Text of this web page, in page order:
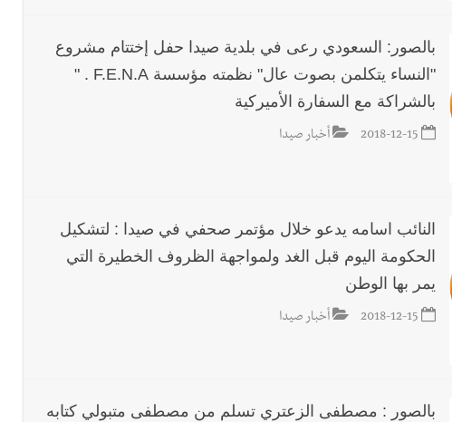
بالصور: السعودي رعى في بلدية صيدا حفل إختتام مشروع
"النساء يتكلمن بصوت عال" نظمته مؤسسة F.E.N.A . "
بالشراكة مع السفارة الأميركية
2018-12-15 أخبار صيدا
النائب اسامه يدعو خلال مؤتمر صحفي في صيدا : لتشكيل
الحكومة اليوم قبل الغد ولمواجهة الظروف الخطيرة التي
يمر بها الوطن
2018-12-15 أخبار صيدا
بالصور : مصطفى الزعتري تسلم من مصطفى متبولي كتابه